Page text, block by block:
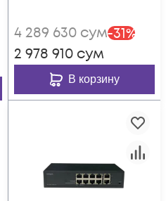
4 289 630 сум-31%
2 978 910 сум
В корзину